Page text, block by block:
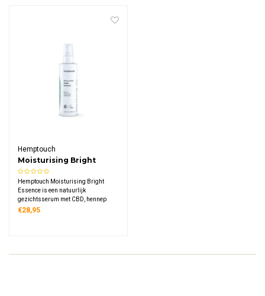
Hemptouch
Moisturising Bright
Essence
Hemptouch Moisturising Bright
Essence is een natuurlijk
gezichtsserum met CBD, hennep
hydrolaat, hyaluronzuur en
€28,95